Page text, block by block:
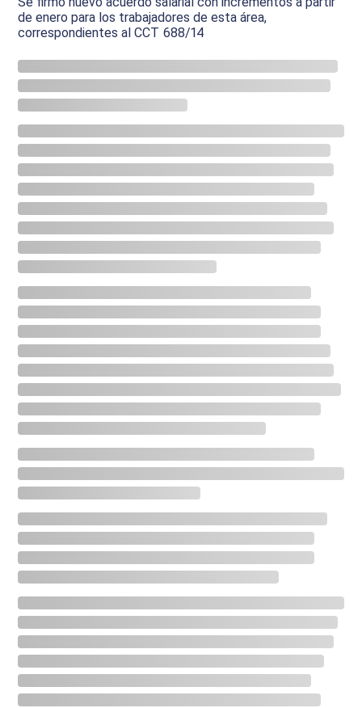
de enero para los trabajadores de esta área,
correspondientes al CCT 688/14